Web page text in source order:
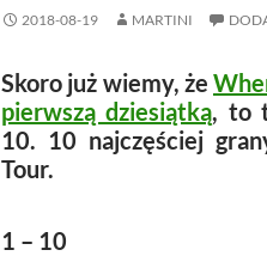
2018-08-19 MARTINI
Skoro już wiemy, że
pierwszą dziesiątką, to
10. 10 najczęściej
Tour.
1 – 10